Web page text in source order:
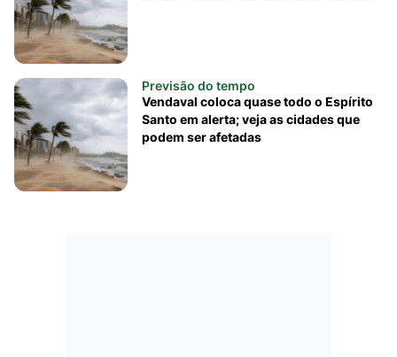
Previsão do tempo
Vendaval coloca quase todo o Espírito
Santo em alerta; veja as cidades que
podem ser afetadas